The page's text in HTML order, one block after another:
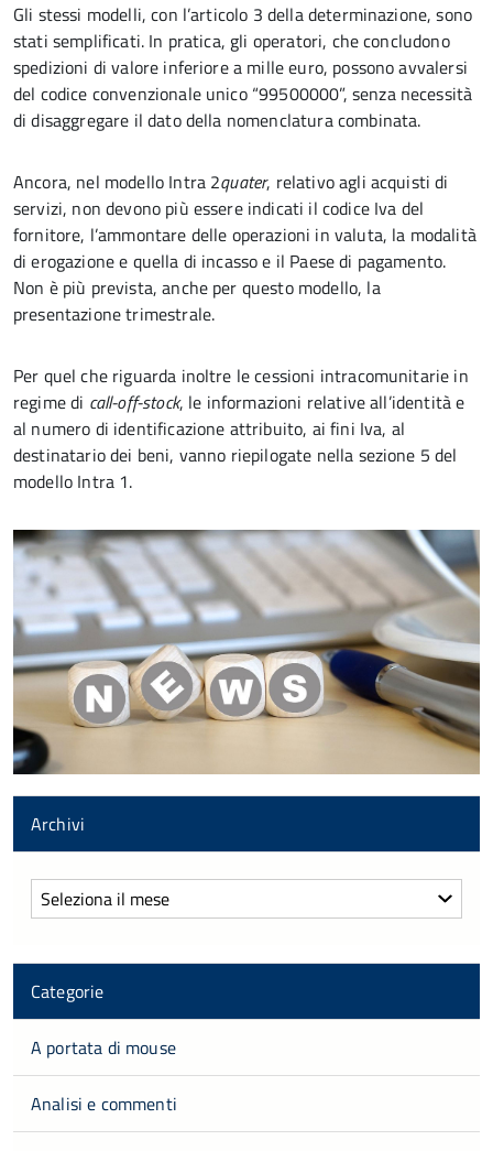
Gli stessi modelli, con l’articolo 3 della determinazione, sono
stati semplificati. In pratica, gli operatori, che concludono
spedizioni di valore inferiore a mille euro, possono avvalersi
del codice convenzionale unico “99500000”, senza necessità
di disaggregare il dato della nomenclatura combinata.
Ancora, nel modello Intra 2quater, relativo agli acquisti di
servizi, non devono più essere indicati il codice Iva del
fornitore, l’ammontare delle operazioni in valuta, la modalità
di erogazione e quella di incasso e il Paese di pagamento.
Non è più prevista, anche per questo modello, la
presentazione trimestrale.
Per quel che riguarda inoltre le cessioni intracomunitarie in
regime di call-off-stock, le informazioni relative all’identità e
al numero di identificazione attribuito, ai fini Iva, al
destinatario dei beni, vanno riepilogate nella sezione 5 del
modello Intra 1.
Archivi
Archivi
Categorie
A portata di mouse
Analisi e commenti